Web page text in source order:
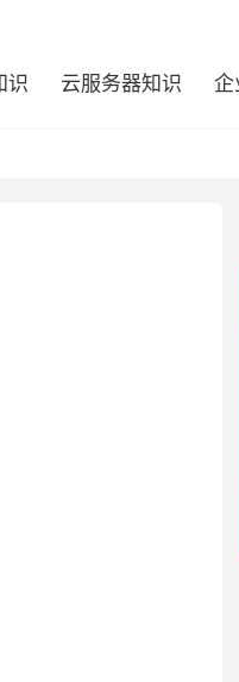
识 云服务器知识 企